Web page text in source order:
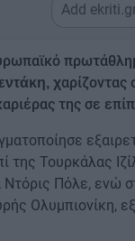
Add
χαρίζοντας
της σε
της Τουρκάλας
Πόλε, ενώ
Ολυμπιονίκη,